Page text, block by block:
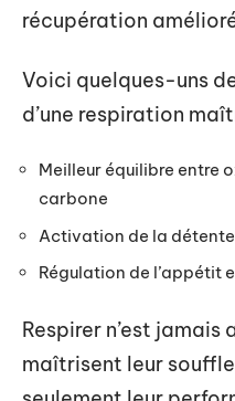
récupération
Voici quelques-uns
d’une respiration
Meilleur équilibre entre
carbone
Activation de la
Régulation de l’appétit
Respirer n’est jamais
maîtrisent leur